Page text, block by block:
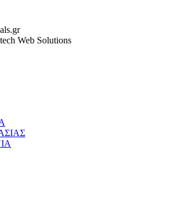
Web Solutions